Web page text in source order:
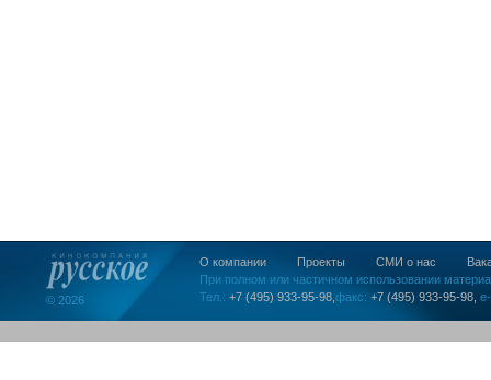
© 2026
О компании Проекты СМИ о нас
При полном или частичном использовании
Тел.: +7 (495) 933-95-98, факс: +7 (495) 933-95-98,